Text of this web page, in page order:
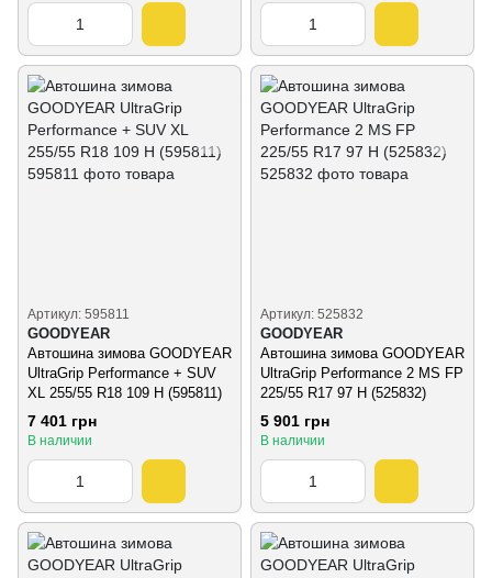
Артикул: 595811
GOODYEAR
Автошина зимова GOODYEAR
UltraGrip Performance + SUV
XL 255/55 R18 109 H (595811)
7 401 грн
В наличии
Артикул: 525832
GOODYEAR
Автошина зимова GOODYEAR
UltraGrip Performance 2 MS FP
225/55 R17 97 H (525832)
5 901 грн
В наличии